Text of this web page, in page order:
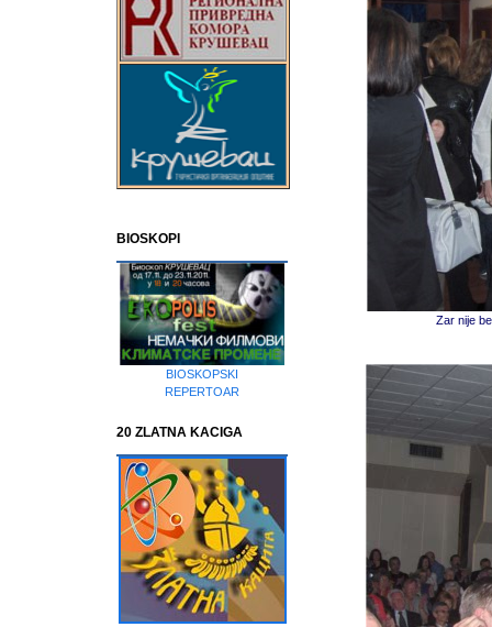
BIOSKOPI
BIOSKOPSKI
REPERTOAR
20 ZLATNA KACIGA
Zar nije